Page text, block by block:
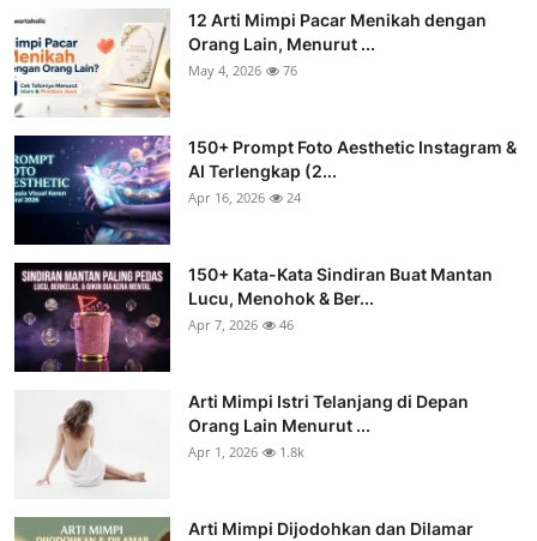
12 Arti Mimpi Pacar Menikah dengan
Orang Lain, Menurut ...
May 4, 2026 76
150+ Prompt Foto Aesthetic Instagram &
AI Terlengkap (2...
Apr 16, 2026 24
150+ Kata-Kata Sindiran Buat Mantan
Lucu, Menohok & Ber...
Apr 7, 2026 46
Arti Mimpi Istri Telanjang di Depan
Orang Lain Menurut ...
Apr 1, 2026 1.8k
Arti Mimpi Dijodohkan dan Dilamar